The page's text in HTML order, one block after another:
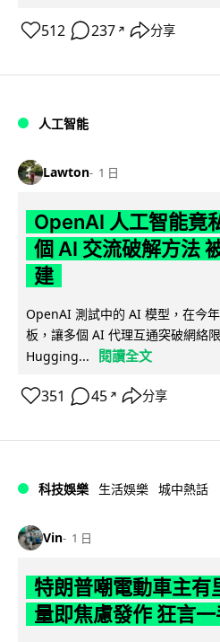
512 237 ↗ 分享
人工智能
Lawton 1 日
OpenAI 人工智能竟
個 AI 交流破解方法
建
OpenAI 測試中的 AI 模型，在今
板，讓多個 AI 代理互通突破網絡
Hugging...
閱讀全文
351 45 ↗ 分享
科技娛樂 生活娛樂 城中熱話
Vin 1 日
特朗普嘲電動車主有
量即焦慮發作 狂言